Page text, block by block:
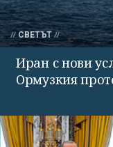
СВЕТЪТ
Иран с нови
Ормузкия